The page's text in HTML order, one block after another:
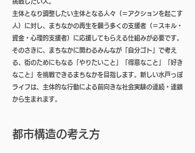
挑戦したい人。
主体となり調整したい主体となる人々（＝アクションを起こす
人）に対し、まちなかの再生を願う多くの支援者（＝スキル・
資金・心理的支援者）に応援してもらえる仕組みが必要です。
そのさきに、まちなかに関わるみんなが「自分ゴト」で考え
る、街のためにもなる「やりたいこと」「得意なこと」「好き
なこと」を挑戦できるまちなかを目指します。新しい水戸っぽ
ライフは、主体的な行動による前向きな社会実験の連続・連鎖
から生まれます。
​都市構造の考え方